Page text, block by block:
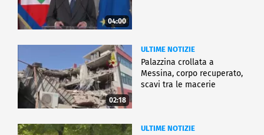
04:00
02:18
ULTIME NOTIZIE
Palazzina crollata a
Messina, corpo recuperato,
scavi tra le macerie
ULTIME NOTIZIE